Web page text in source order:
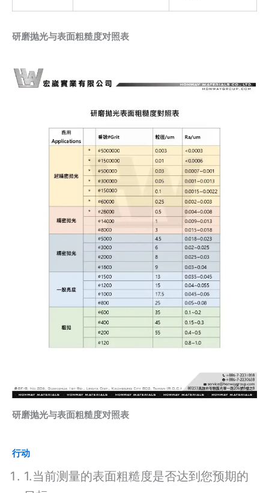
研磨抛光与表面粗糙度对照表
研磨抛光与表面粗糙度对照表
行动
1.当前测量的表面粗糙度是否达到您预期的